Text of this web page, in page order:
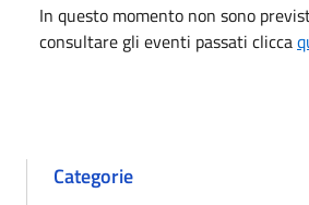
In questo momento non sono
consultare gli eventi passati clicca
Categorie